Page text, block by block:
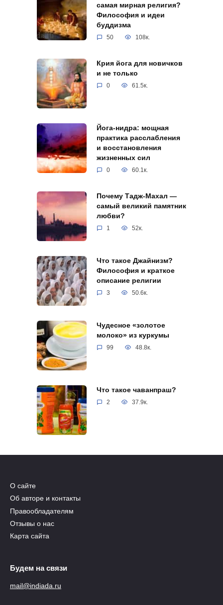
самая мирная религия?
Философия и идеи
буддизма
50 108к.
Крия йога для новичков
и не только
0 61.5к.
Йога-нидра: мощная
практика расслабления
и восстановления
жизненных сил
0 60.1к.
Почему Тадж-Махал —
самый великий памятник
любви?
1 52к.
Что такое Джайнизм?
Философия и краткое
описание религии
3 50.6к.
Чудесное «золотое
молоко» из куркумы
99 48.8к.
Что такое чаванпраш?
2 37.9к.
О сайте
Об авторе и контакты
Правообладателям
Отзывы о нас
Карта сайта
Будем на связи
mail@indiada.ru